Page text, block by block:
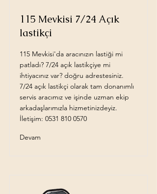
115 Mevkisi 7/24 Açık
lastikçi
115 Mevkisi'da aracınızın lastiği mi
patladı? 7/24 açık lastikçiye mi
ihtiyacınız var? doğru adrestesiniz.
7/24 açık lastikçi olarak tam donanımlı
servis aracımız ve işinde uzman ekip
arkadaşlarımızla hizmetinizdeyiz.
İletişim: 0531 810 0570
Devam